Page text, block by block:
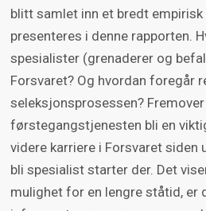
blitt samlet inn et bredt
presenteres i denne rapporten.
spesialister (grenaderer og
Forsvaret? Og hvordan foregår
seleksjonsprosessen? Fremover
førstegangstjenesten bli en
videre karriere i Forsvaret siden
bli spesialist starter der. Det
mulighet for en lengre ståtid, er